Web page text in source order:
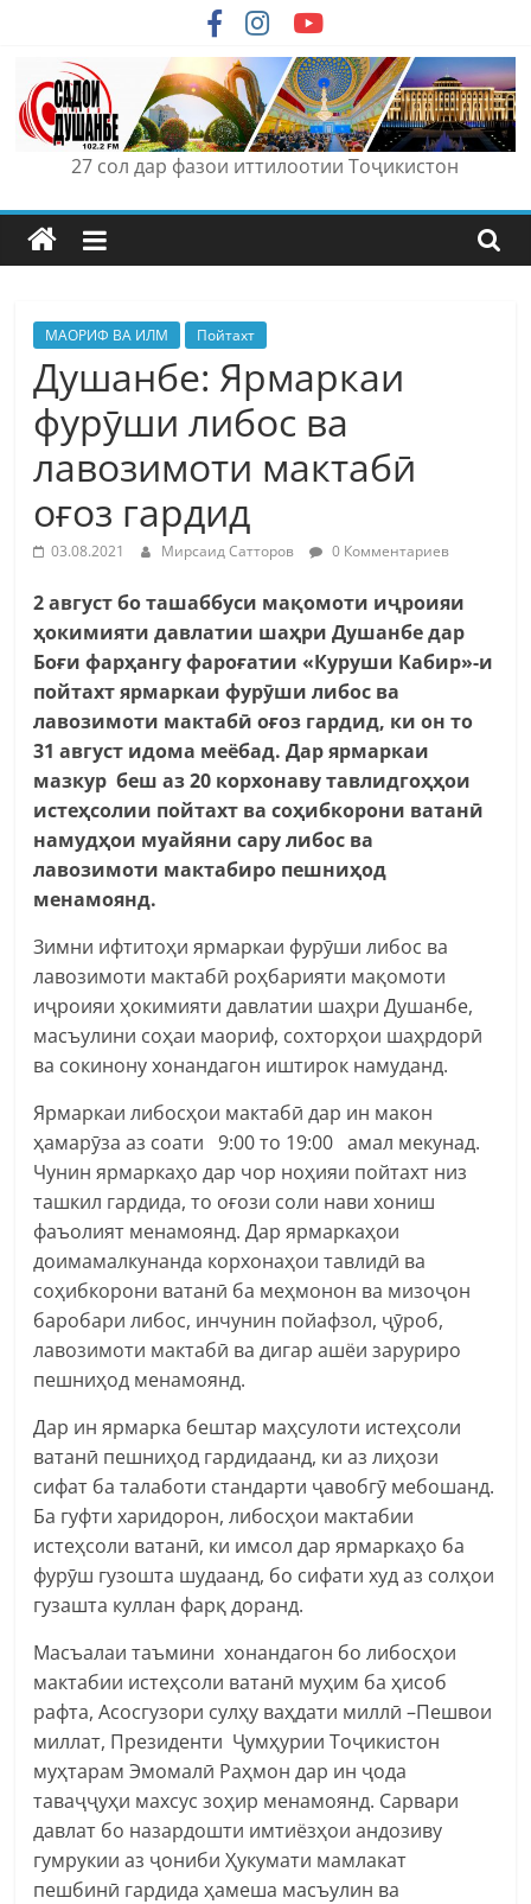
content
27 сол дар фазои иттилоотии Тоҷикистон
МАОРИФ ВА ИЛМ Пойтахт
Душанбе: Ярмаркаи
фурӯши либос ва
лавозимоти мактабӣ
оғоз гардид
03.08.2021 Мирсаид Сатторов 0 Комментариев
2 август бо ташаббуси мақомоти иҷроияи
ҳокимияти давлатии шаҳри Душанбе дар
Боғи фарҳангу фароғатии «Куруши Кабир»-и
пойтахт ярмаркаи фурӯши либос ва
лавозимоти мактабӣ оғоз гардид, ки он то
31 август идома меёбад. Дар ярмаркаи
мазкур беш аз 20 корхонаву тавлидгоҳҳои
истеҳсолии пойтахт ва соҳибкорони ватанӣ
намудҳои муайяни сару либос ва
лавозимоти мактабиро пешниҳод
менамоянд.
Зимни ифтитоҳи ярмаркаи фурӯши либос ва
лавозимоти мактабӣ роҳбарияти мақомоти
иҷроияи ҳокимияти давлатии шаҳри Душанбе,
масъулини соҳаи маориф, сохторҳои шаҳрдорӣ
ва сокинону хонандагон иштирок намуданд.
Ярмаркаи либосҳои мактабӣ дар ин макон
ҳамарӯза аз соати 9:00 то 19:00 амал мекунад.
Чунин ярмаркаҳо дар чор ноҳияи пойтахт низ
ташкил гардида, то оғози соли нави хониш
фаъолият менамоянд. Дар ярмаркаҳои
доимамалкунанда корхонаҳои тавлидӣ ва
соҳибкорони ватанӣ ба меҳмонон ва мизоҷон
баробари либос, инчунин пойафзол, ҷӯроб,
лавозимоти мактабӣ ва дигар ашёи заруриро
пешниҳод менамоянд.
Дар ин ярмарка бештар маҳсулоти истеҳсоли
ватанӣ пешниҳод гардидаанд, ки аз лиҳози
сифат ба талаботи стандарти ҷавобгӯ мебошанд.
Ба гуфти харидорон, либосҳои мактабии
истеҳсоли ватанӣ, ки имсол дар ярмаркаҳо ба
фурӯш гузошта шудаанд, бо сифати худ аз солҳои
гузашта куллан фарқ доранд.
Масъалаи таъмини хонандагон бо либосҳои
мактабии истеҳсоли ватанӣ муҳим ба ҳисоб
рафта, Асосгузори сулҳу ваҳдати миллӣ –Пешвои
миллат, Президенти Ҷумҳурии Тоҷикистон
муҳтарам Эмомалӣ Раҳмон дар ин ҷода
таваҷҷуҳи махсус зоҳир менамоянд. Сарвари
давлат бо назардошти имтиёзҳои андозиву
гумрукии аз ҷониби Ҳукумати мамлакат
пешбинӣ гардида ҳамеша масъулин ва